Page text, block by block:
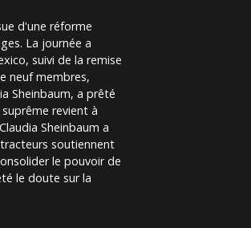
d'une réforme
La journée a
suivi de la remise
neuf membres,
Sheinbaum, a prêté
revient à
Sheinbaum a
soutiennent
le pouvoir de
le doute sur la